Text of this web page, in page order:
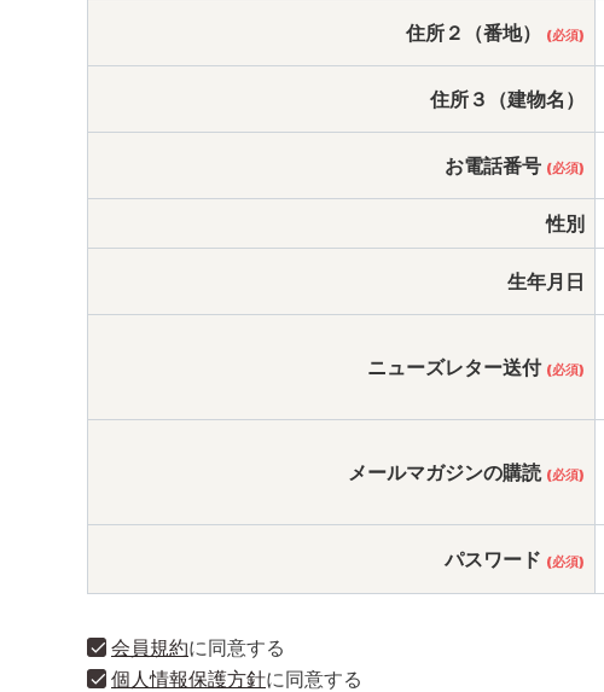
住所２（番地） (必須)
住所３（建物名）
お電話番号 (必須)
性別
生年月日
ニューズレター送付 (必須)
メールマガジンの購読 (必須)
パスワード (必須)
会員規約に同意する
個人情報保護方針に同意する